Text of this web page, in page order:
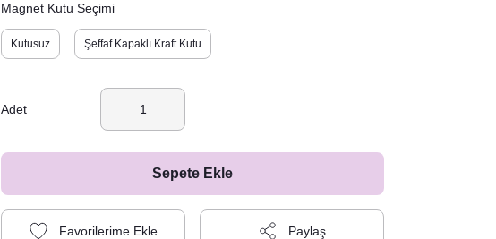
Magnet Kutu Seçimi
Kutusuz Şeffaf Kapaklı Kraft Kutu
Adet
Sepete Ekle
Paylaş